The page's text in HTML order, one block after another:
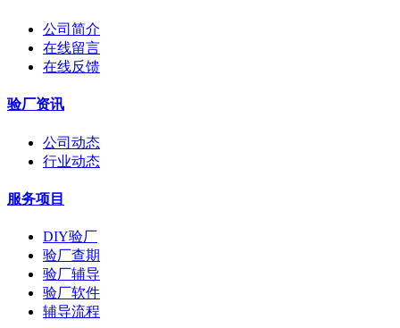
公司简介
在线留言
在线反馈
验厂资讯
公司动态
行业动态
服务项目
DIY验厂
验厂查期
验厂辅导
验厂软件
辅导流程